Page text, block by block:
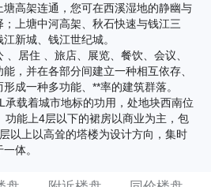
高架连通，您可在西溪湿地的静幽与
上塘中河高架、秋石快速与钱江三
新城、钱江世纪城。
居住 、旅店、展览、餐饮、会议、
，并在各部分间建立一种相互依存、
成一种多功能、**率的建筑群落。
承载着城市地标的功用，处地块西南位
功能上4层以下的裙房以商业为主，包
以上以高耸的塔楼为设计方向，集时
体。